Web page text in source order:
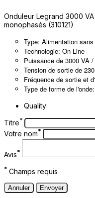
Onduleur Legrand 3000
monophasés (310121)
Type: Alimentation
Technologie: On-Line
Puissance de 3000 VA
Tension de sortie de
Fréquence de sortie et
Type de forme de
Quality:
Titre*
Votre nom*
Avis*
* Champs requis
Annuler Envoyer